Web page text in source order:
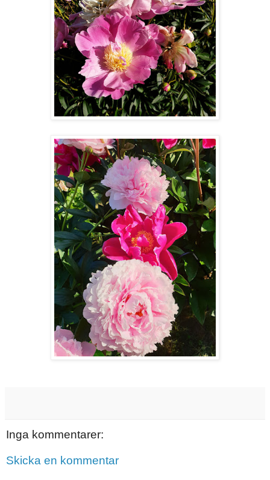
Inga kommentarer:
Skicka en kommentar